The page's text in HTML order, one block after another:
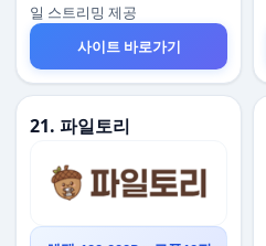
일 스트리밍 제공
사이트 바로가기
21. 파일토리